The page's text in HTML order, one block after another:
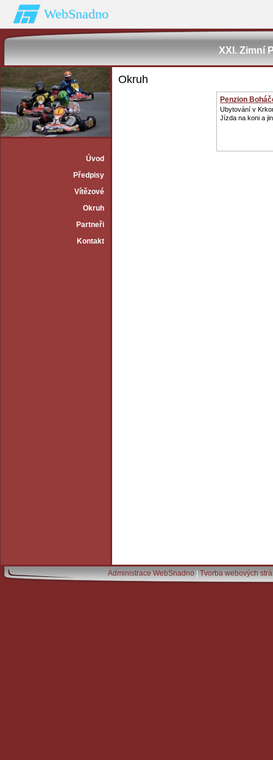
WebSnadno
XXI. Zimní
Úvod
Předpisy
Vítězové
Okruh
Partneři
Kontakt
Okruh
Penzion
Ubytování v
Jízda na koni a
Administrace WebSnadno|Tvorba webových